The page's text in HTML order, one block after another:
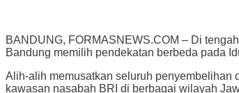
BANDUNG, FORMASNEWS.COM – Di
Bandung memilih pendekatan berbeda pada
Alih-alih memusatkan seluruh penyembelihan
kawasan nasabah BRI di berbagai wilayah